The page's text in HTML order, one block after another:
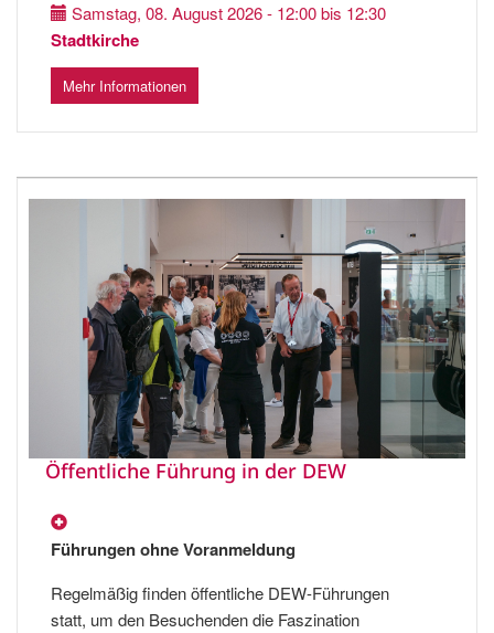
Samstag, 08. August 2026 - 12:00 bis 12:30
Stadtkirche
Mehr Informationen
Öffentliche Führung in der DEW
Führungen ohne Voranmeldung
Regelmäßig finden öffentliche DEW-Führungen
statt, um den Besuchenden die Faszination